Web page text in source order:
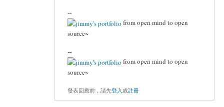
--
from open mind to open
source~
--
from open mind to open
source~
發表回應前，請先登入或註冊